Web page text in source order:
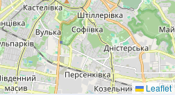
Leaflet